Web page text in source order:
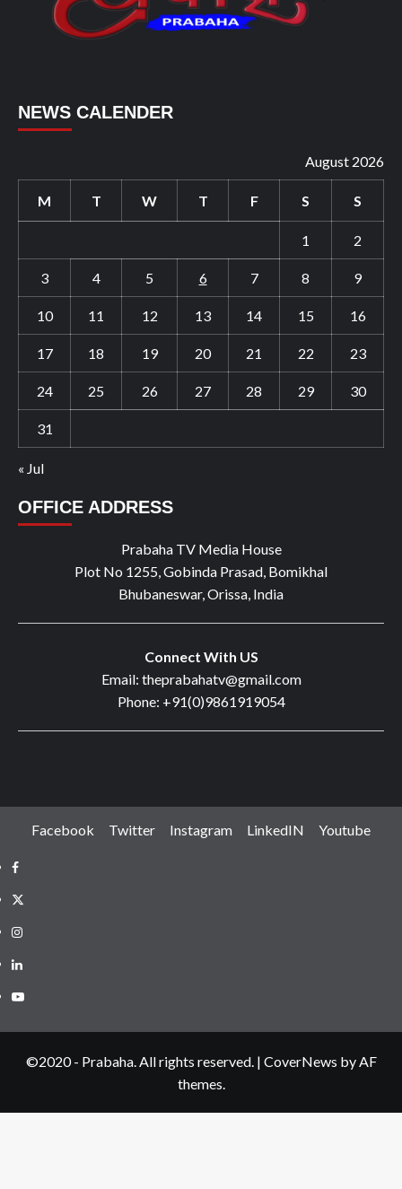
NEWS CALENDER
August 2026
M T W T F S S
1 2
3 4 5 6 7 8 9
10 11 12 13 14 15 16
17 18 19 20 21 22 23
24 25 26 27 28 29 30
31
« Jul
OFFICE ADDRESS
Prabaha TV Media House
Plot No 1255, Gobinda Prasad, Bomikhal
Bhubaneswar, Orissa, India
Connect With US
Email: theprabahatv@gmail.com
Phone: +91(0)9861919054
Facebook Twitter Instagram LinkedIN Youtube
Facebook
Twitter
Instagram
LinkedIN
Youtube
©2020 - Prabaha. All rights reserved. | CoverNews by AF
themes.